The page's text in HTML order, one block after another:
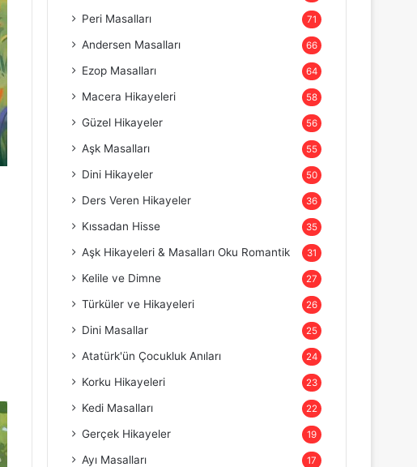
Peri Masalları 71
Andersen Masalları 66
Ezop Masalları 64
Macera Hikayeleri 58
Güzel Hikayeler 56
Aşk Masalları 55
Dini Hikayeler 50
Ders Veren Hikayeler 36
Kıssadan Hisse 35
Aşk Hikayeleri & Masalları Oku Romantik 31
Kelile ve Dimne 27
Türküler ve Hikayeleri 26
Dini Masallar 25
Atatürk'ün Çocukluk Anıları 24
Korku Hikayeleri 23
Kedi Masalları 22
Gerçek Hikayeler 19
Ayı Masalları 17